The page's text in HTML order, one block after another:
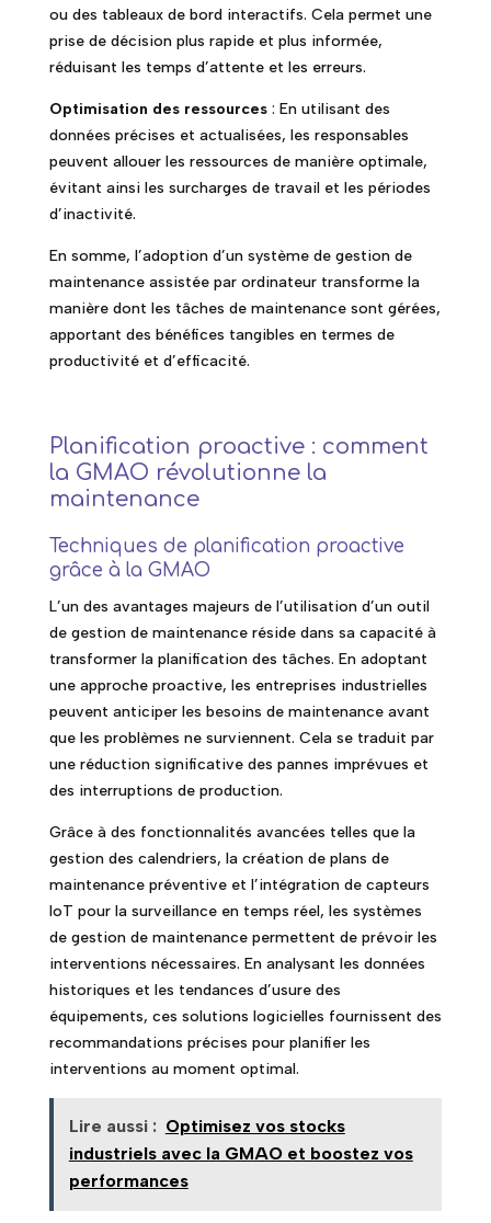
ou des tableaux de bord interactifs. Cela permet une
prise de décision plus rapide et plus informée,
réduisant les temps d’attente et les erreurs.
Optimisation des ressources: En utilisant des
données précises et actualisées, les responsables
peuvent allouer les ressources de manière optimale,
évitant ainsi les surcharges de travail et les périodes
d’inactivité.
En somme, l’adoption d’un système de gestion de
maintenance assistée par ordinateur transforme la
manière dont les tâches de maintenance sont gérées,
apportant des bénéfices tangibles en termes de
productivité et d’efficacité.
Planification proactive : comment
la GMAO révolutionne la
maintenance
Techniques de planification proactive
grâce à la GMAO
L’un des avantages majeurs de l’utilisation d’un outil
de gestion de maintenance réside dans sa capacité à
transformer la planification des tâches. En adoptant
une approche proactive, les entreprises industrielles
peuvent anticiper les besoins de maintenance avant
que les problèmes ne surviennent. Cela se traduit par
une réduction significative des pannes imprévues et
des interruptions de production.
Grâce à des fonctionnalités avancées telles que la
gestion des calendriers, la création de plans de
maintenance préventive et l’intégration de capteurs
IoT pour la surveillance en temps réel, les systèmes
de gestion de maintenance permettent de prévoir les
interventions nécessaires. En analysant les données
historiques et les tendances d’usure des
équipements, ces solutions logicielles fournissent des
recommandations précises pour planifier les
interventions au moment optimal.
Lire aussi : Optimisez vos stocks
industriels avec la GMAO et boostez vos
performances